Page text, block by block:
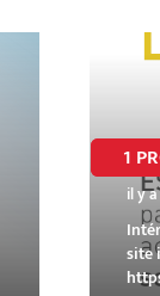
1
il y
site